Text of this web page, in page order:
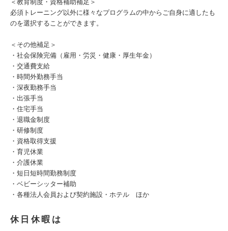
＜教育制度・資格補助補足＞
必須トレーニング以外に様々なプログラムの中からご自身に適したも
のを選択することができます。
＜その他補足＞
・社会保険完備（雇用・労災・健康・厚生年金）
・交通費支給
・時間外勤務手当
・深夜勤務手当
・出張手当
・住宅手当
・退職金制度
・研修制度
・資格取得支援
・育児休業
・介護休業
・短日短時間勤務制度
・ベビーシッター補助
・各種法人会員および契約施設・ホテル ほか
休日休暇は